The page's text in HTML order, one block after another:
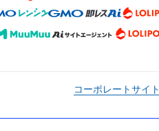
コーポレートサイト